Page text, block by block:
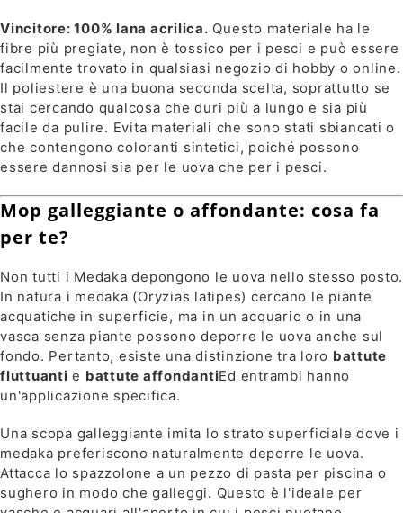
Vincitore: 100% lana acrilica. Questo materiale ha le
fibre più pregiate, non è tossico per i pesci e può essere
facilmente trovato in qualsiasi negozio di hobby o online.
Il poliestere è una buona seconda scelta, soprattutto se
stai cercando qualcosa che duri più a lungo e sia più
facile da pulire. Evita materiali che sono stati sbiancati o
che contengono coloranti sintetici, poiché possono
essere dannosi sia per le uova che per i pesci.
Mop galleggiante o affondante: cosa fa
per te?
Non tutti i Medaka depongono le uova nello stesso posto.
In natura i medaka (Oryzias latipes) cercano le piante
acquatiche in superficie, ma in un acquario o in una
vasca senza piante possono deporre le uova anche sul
fondo. Pertanto, esiste una distinzione tra loro battute
fluttuanti e battute affondantiEd entrambi hanno
un'applicazione specifica.
Una scopa galleggiante imita lo strato superficiale dove i
medaka preferiscono naturalmente deporre le uova.
Attacca lo spazzolone a un pezzo di pasta per piscina o
sughero in modo che galleggi. Questo è l'ideale per